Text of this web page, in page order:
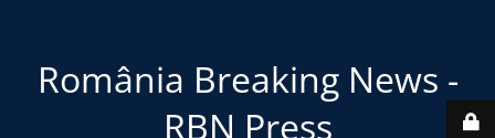
România Breaking News -
RBN Press